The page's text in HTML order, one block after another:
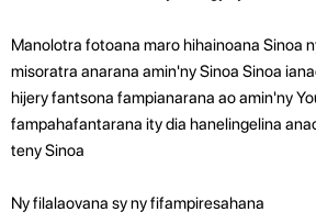
Manolotra fotoana maro hihainoana Sinoa
misoratra anarana amin'ny Sinoa Sinoa
hijery fantsona fampianarana ao amin'ny
fampahafantarana ity dia hanelingelina
teny Sinoa
Ny filalaovana sy ny fifampiresahana